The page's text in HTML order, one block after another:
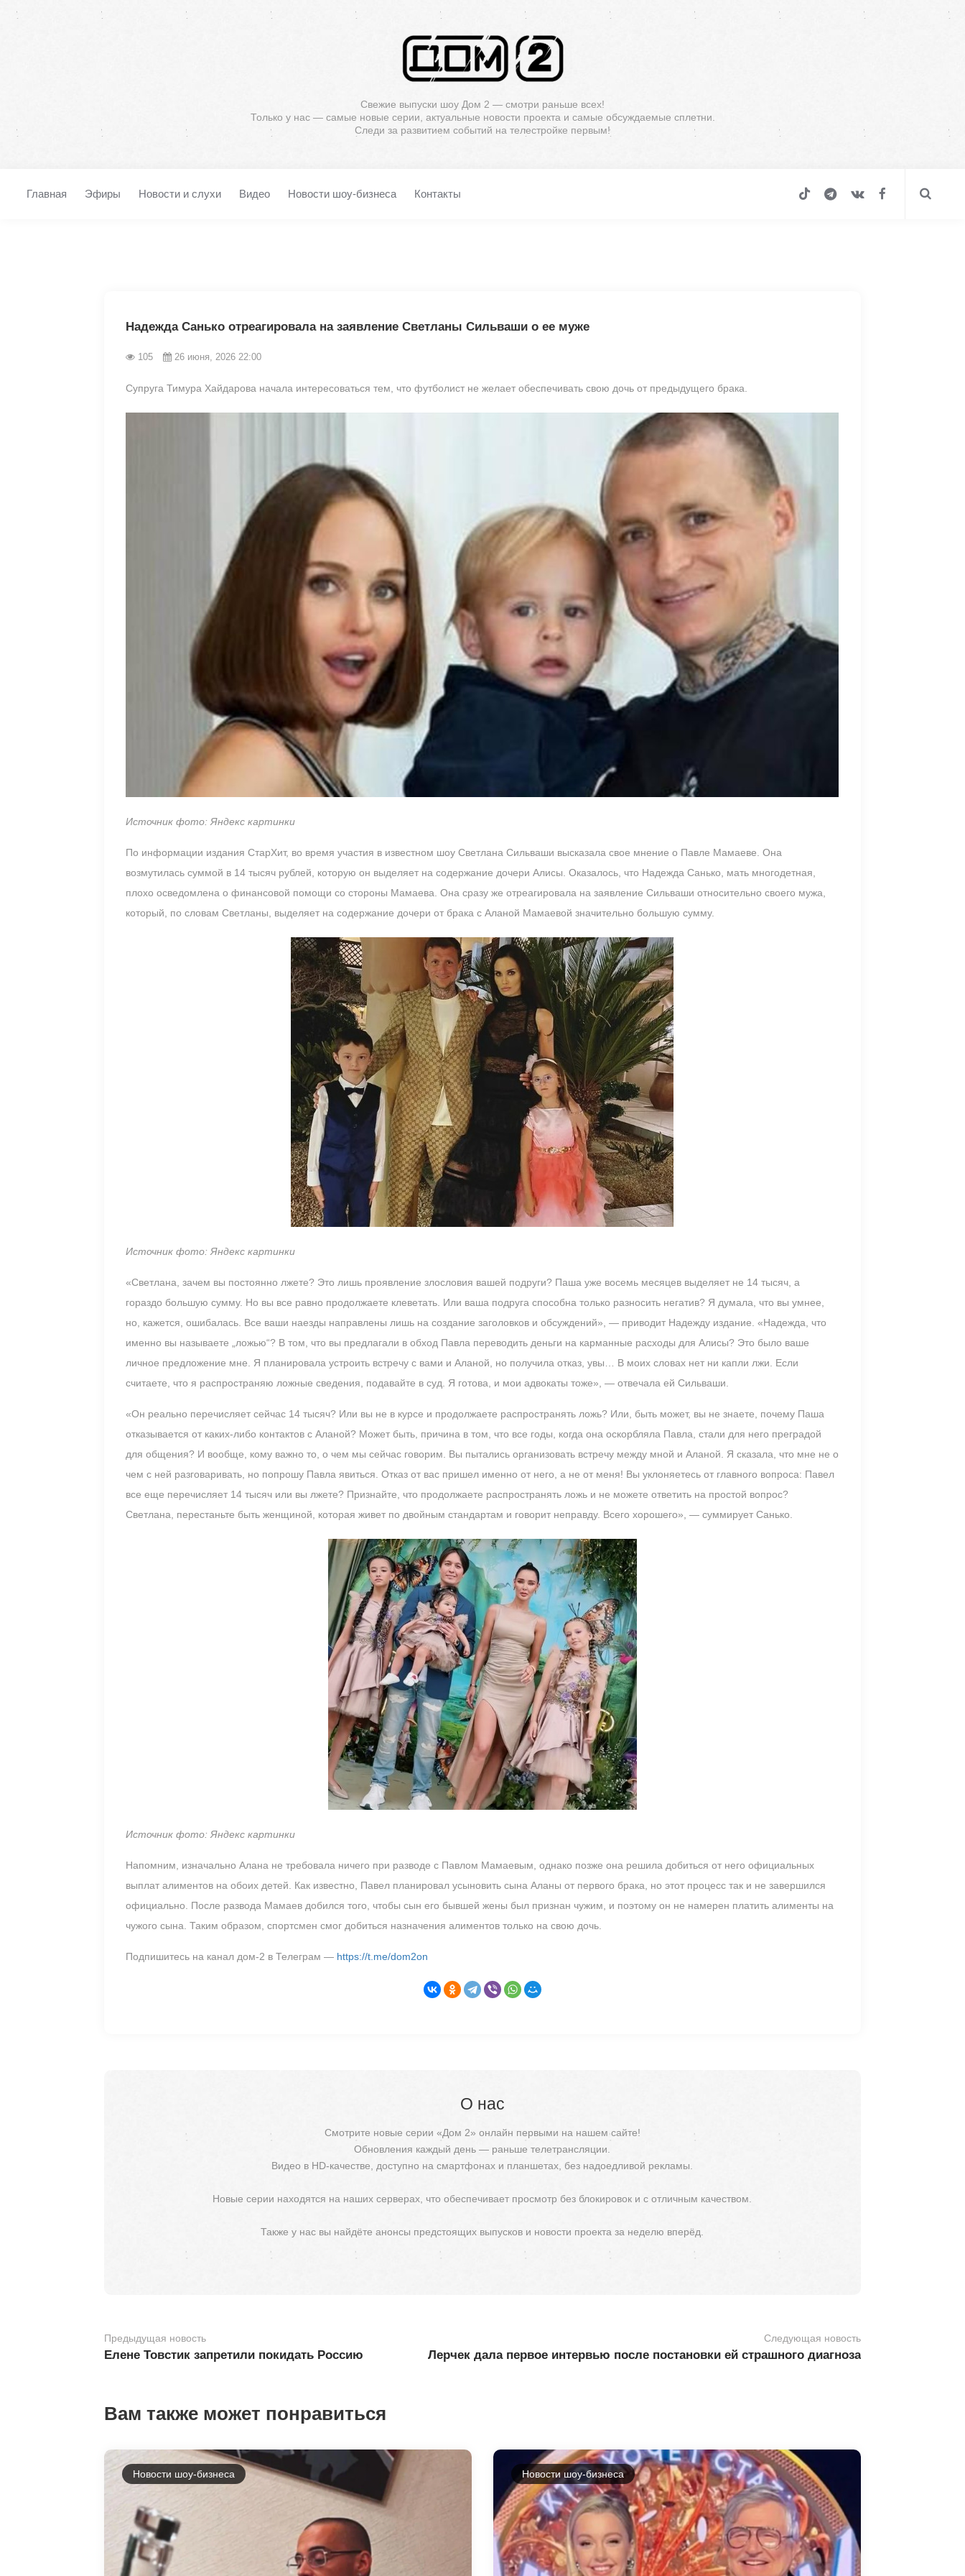
Свежие выпуски шоу Дом 2 — смотри раньше всех!
Только у нас — самые новые серии, актуальные новости проекта и самые обсуждаемые сплетни.
Следи за развитием событий на телестройке первым!
Главная Эфиры Новости и слухи Видео Новости шоу-бизнеса Контакты
Надежда Санько отреагировала на заявление Светланы Сильваши о ее муже
105 26 июня, 2026 22:00
Супруга Тимура Хайдарова начала интересоваться тем, что футболист не желает обеспечивать свою дочь от предыдущего брака.
Источник фото: Яндекс картинки
По информации издания СтарХит, во время участия в известном шоу Светлана Сильваши высказала свое мнение о Павле Мамаеве. Она
возмутилась суммой в 14 тысяч рублей, которую он выделяет на содержание дочери Алисы. Оказалось, что Надежда Санько, мать многодетная,
плохо осведомлена о финансовой помощи со стороны Мамаева. Она сразу же отреагировала на заявление Сильваши относительно своего мужа,
который, по словам Светланы, выделяет на содержание дочери от брака с Аланой Мамаевой значительно большую сумму.
Источник фото: Яндекс картинки
«Светлана, зачем вы постоянно лжете? Это лишь проявление злословия вашей подруги? Паша уже восемь месяцев выделяет не 14 тысяч, а
гораздо большую сумму. Но вы все равно продолжаете клеветать. Или ваша подруга способна только разносить негатив? Я думала, что вы умнее,
но, кажется, ошибалась. Все ваши наезды направлены лишь на создание заголовков и обсуждений», — приводит Надежду издание. «Надежда, что
именно вы называете „ложью“? В том, что вы предлагали в обход Павла переводить деньги на карманные расходы для Алисы? Это было ваше
личное предложение мне. Я планировала устроить встречу с вами и Аланой, но получила отказ, увы… В моих словах нет ни капли лжи. Если
считаете, что я распространяю ложные сведения, подавайте в суд. Я готова, и мои адвокаты тоже», — отвечала ей Сильваши.
«Он реально перечисляет сейчас 14 тысяч? Или вы не в курсе и продолжаете распространять ложь? Или, быть может, вы не знаете, почему Паша
отказывается от каких-либо контактов с Аланой? Может быть, причина в том, что все годы, когда она оскорбляла Павла, стали для него преградой
для общения? И вообще, кому важно то, о чем мы сейчас говорим. Вы пытались организовать встречу между мной и Аланой. Я сказала, что мне не о
чем с ней разговаривать, но попрошу Павла явиться. Отказ от вас пришел именно от него, а не от меня! Вы уклоняетесь от главного вопроса: Павел
все еще перечисляет 14 тысяч или вы лжете? Признайте, что продолжаете распространять ложь и не можете ответить на простой вопрос?
Светлана, перестаньте быть женщиной, которая живет по двойным стандартам и говорит неправду. Всего хорошего», — суммирует Санько.
Источник фото: Яндекс картинки
Напомним, изначально Алана не требовала ничего при разводе с Павлом Мамаевым, однако позже она решила добиться от него официальных
выплат алиментов на обоих детей. Как известно, Павел планировал усыновить сына Аланы от первого брака, но этот процесс так и не завершился
официально. После развода Мамаев добился того, чтобы сын его бывшей жены был признан чужим, и поэтому он не намерен платить алименты на
чужого сына. Таким образом, спортсмен смог добиться назначения алиментов только на свою дочь.
Подпишитесь на канал дом-2 в Телеграм — https://t.me/dom2on
О нас
Смотрите новые серии «Дом 2» онлайн первыми на нашем сайте!
Обновления каждый день — раньше телетрансляции.
Видео в HD-качестве, доступно на смартфонах и планшетах, без надоедливой рекламы.
Новые серии находятся на наших серверах, что обеспечивает просмотр без блокировок и с отличным качеством.
Также у нас вы найдёте анонсы предстоящих выпусков и новости проекта за неделю вперёд.
Предыдущая новость
Елене Товстик запретили покидать Россию
Следующая новость
Лерчек дала первое интервью после постановки ей страшного диагноза
Вам также может понравиться
Новости шоу-бизнеса Новости шоу-бизнеса